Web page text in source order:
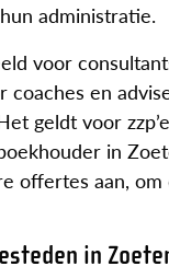
administratie.
voor
coaches en
geldt voor
in
offertes aan,
in